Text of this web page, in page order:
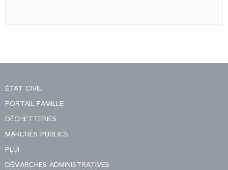
ÉTAT CIVIL
PORTAIL FAMILLE
DÉCHETTERIES
MARCHÉS PUBLICS
PLUI
DÉMARCHES ADMINISTRATIVES